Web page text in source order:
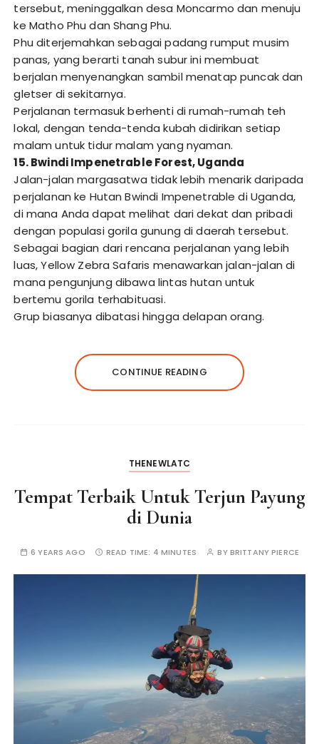
tersebut, meninggalkan desa Moncarmo dan menuju
ke Matho Phu dan Shang Phu.
Phu diterjemahkan sebagai padang rumput musim
panas, yang berarti tanah subur ini membuat
berjalan menyenangkan sambil menatap puncak dan
gletser di sekitarnya.
Perjalanan termasuk berhenti di rumah-rumah teh
lokal, dengan tenda-tenda kubah didirikan setiap
malam untuk tidur malam yang nyaman.
15. Bwindi Impenetrable Forest, Uganda
Jalan-jalan margasatwa tidak lebih menarik daripada
perjalanan ke Hutan Bwindi Impenetrable di Uganda,
di mana Anda dapat melihat dari dekat dan pribadi
dengan populasi gorila gunung di daerah tersebut.
Sebagai bagian dari rencana perjalanan yang lebih
luas, Yellow Zebra Safaris menawarkan jalan-jalan di
mana pengunjung dibawa lintas hutan untuk
bertemu gorila terhabituasi.
Grup biasanya dibatasi hingga delapan orang.
CONTINUE READING
THENEWLATC
Tempat Terbaik Untuk Terjun Payung
di Dunia
6 YEARS AGO READ TIME: 4 MINUTES BYBRITTANY PIERCE